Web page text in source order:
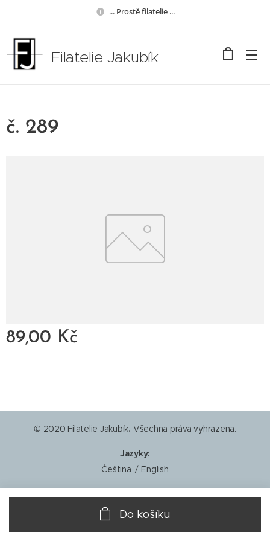
... Prostě filatelie ...
Filatelie Jakubík
č. 289
89,00 Kč
Do košíku
© 2020 Filatelie Jakubík. Všechna práva vyhrazena.
Jazyky
Čeština
English